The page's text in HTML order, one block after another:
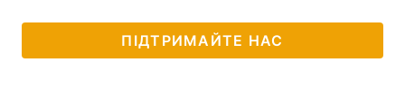
ПІДТРИМАЙТЕ НАС